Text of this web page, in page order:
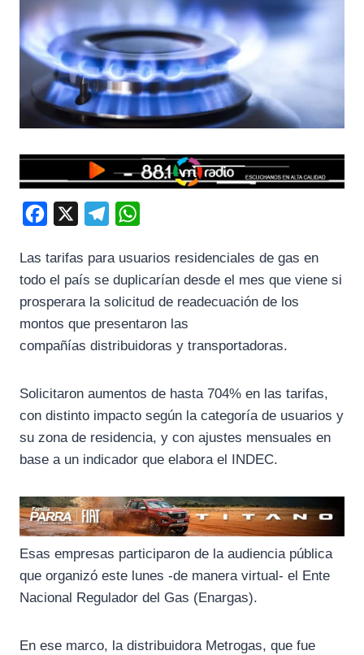
c
e
b
l
e
g
a
t
s
Las tarifas para usuarios residenciales de gas en
todo el país se duplicarían desde el mes que viene si
prosperara la solicitud de readecuación de los
montos que presentaron las
compañías distribuidoras y transportadoras.
Solicitaron aumentos de hasta 704% en las tarifas,
con distinto impacto según la categoría de usuarios y
su zona de residencia, y con ajustes mensuales en
base a un indicador que elabora el INDEC.
Esas empresas participaron de la audiencia pública
que organizó este lunes -de manera virtual- el Ente
Nacional Regulador del Gas (Enargas).
En ese marco, la distribuidora Metrogas, que fue